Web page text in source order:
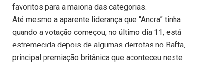
favoritos para a maioria das categorias.
Até mesmo a aparente liderança que “Anora” tinha
quando a votação começou, no último dia 11, está
estremecida depois de algumas derrotas no Bafta,
principal premiação britânica que aconteceu neste